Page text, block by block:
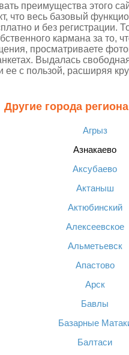
преимущества этого
что весь базовый
и без регистрации.
кармана за то,
просматриваете
Выдалась
ее с пользой, расширяя
Другие города
Агрыз
Азнакаево
Аксубаево
Актаныш
Актюбинский
Алексеевское
Альметьевск
Апастово
Арск
Бавлы
Базарные
Балтаси